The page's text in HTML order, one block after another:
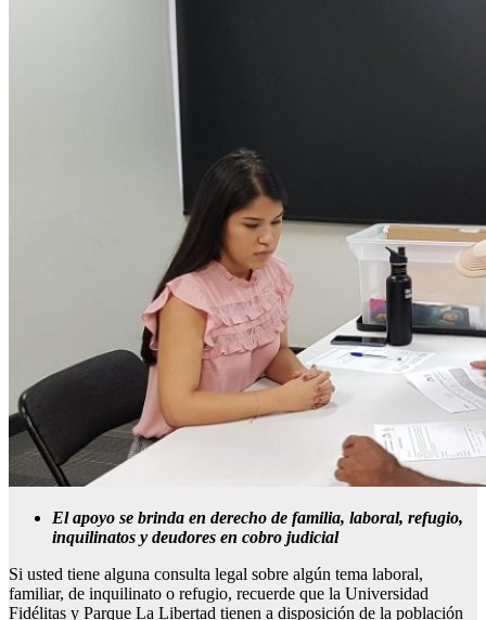
El apoyo se brinda en derecho de familia, laboral, refugio,
inquilinatos y deudores en cobro judicial
Si usted tiene alguna consulta legal sobre algún tema laboral,
familiar, de inquilinato o refugio, recuerde que la Universidad
Fidélitas y Parque La Libertad tienen a disposición de la población